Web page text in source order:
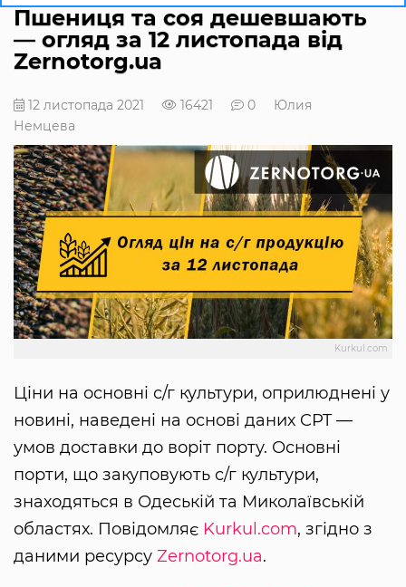
Пшениця та соя дешевшають
— огляд за 12 листопада від
Zernotorg.ua
12 листопада 2021 16421 0
Юлия
Немцева
Kurkul.com
Ціни на основні с/г культури, оприлюднені у
новині, наведені на основі даних CPT —
умов доставки до воріт порту. Основні
порти, що закуповують с/г культури,
знаходяться в Одеській та Миколаївській
областях. Повідомляє Kurkul.com, згідно з
даними ресурсу Zernotorg.ua.